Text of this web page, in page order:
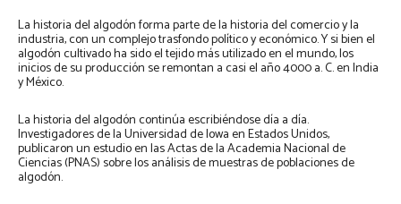
La historia del algodón forma parte de la historia del comercio y la
industria, con un complejo trasfondo político y económico. Y si bien el
algodón cultivado ha sido el tejido más utilizado en el mundo, los
inicios de su producción se remontan a casi el año 4000 a. C. en India
y México.
La historia del algodón continúa escribiéndose día a día.
Investigadores de la Universidad de Iowa en Estados Unidos,
publicaron un estudio en las Actas de la Academia Nacional de
Ciencias (PNAS) sobre los análisis de muestras de poblaciones de
algodón.